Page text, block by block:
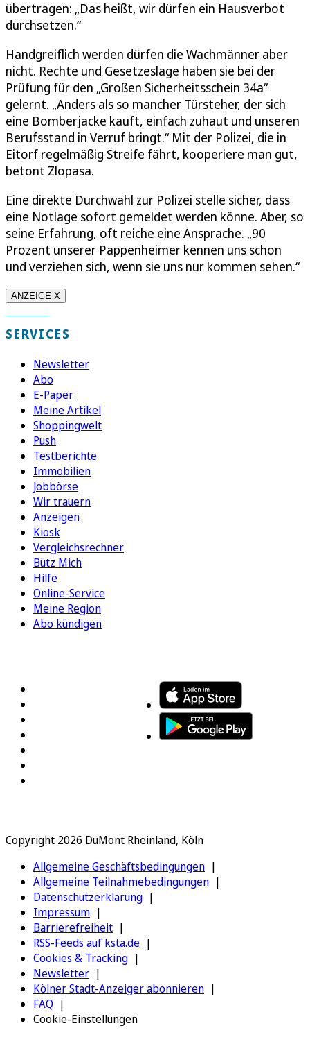
übertragen: „Das heißt, wir dürfen ein Hausverbot
durchsetzen.“
Handgreiflich werden dürfen die Wachmänner aber
nicht. Rechte und Gesetzeslage haben sie bei der
Prüfung für den „Großen Sicherheitsschein 34a“
gelernt. „Anders als so mancher Türsteher, der sich
eine Bomberjacke kauft, einfach zuhaut und unseren
Berufsstand in Verruf bringt.“ Mit der Polizei, die in
Eitorf regelmäßig Streife fährt, kooperiere man gut,
betont Zlopasa.
Eine direkte Durchwahl zur Polizei stelle sicher, dass
eine Notlage sofort gemeldet werden könne. Aber, so
seine Erfahrung, oft reiche eine Ansprache. „90
Prozent unserer Pappenheimer kennen uns schon
und verziehen sich, wenn sie uns nur kommen sehen.“
ANZEIGE X
SERVICES
Newsletter
Abo
E-Paper
Meine Artikel
Shoppingwelt
Push
Testberichte
Immobilien
Jobbörse
Wir trauern
Anzeigen
Kiosk
Vergleichsrechner
Bütz Mich
Hilfe
Online-Service
Meine Region
Abo kündigen
Copyright 2026 DuMont Rheinland, Köln
Allgemeine Geschäftsbedingungen
Allgemeine Teilnahmebedingungen
Datenschutzerklärung
Impressum
Barrierefreiheit
RSS-Feeds auf ksta.de
Cookies & Tracking
Newsletter
Kölner Stadt-Anzeiger abonnieren
FAQ
Cookie-Einstellungen